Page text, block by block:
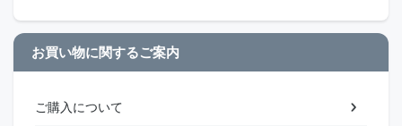
お買い物に関するご案内
ご購入について